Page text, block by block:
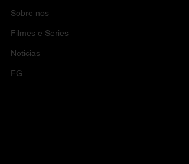
Sobre nos
Filmes e Series
Noticias
FG